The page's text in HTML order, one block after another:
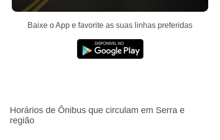
Baixe o App e favorite as suas linhas preferidas
Horários de Ônibus que circulam em Serra e
região